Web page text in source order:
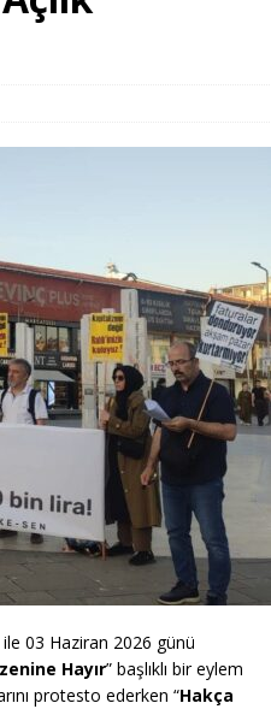
03 Haziran 2026 günü
Hayır” başlıklı bir eylem
protesto ederken “Hakça